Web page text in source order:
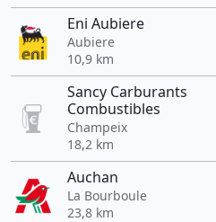
Eni Aubiere
Aubiere
10,9 km
Sancy Carburants
Combustibles
Champeix
18,2 km
Auchan
La Bourboule
23,8 km